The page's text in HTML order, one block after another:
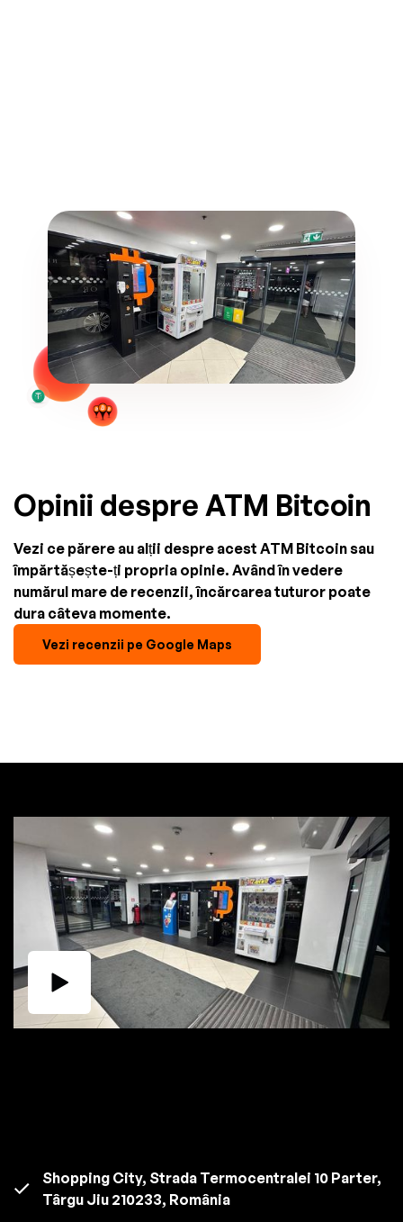
Opinii despre ATM Bitcoin
Vezi ce părere au alții despre acest ATM Bitcoin sau
împărtășește-ți propria opinie. Având în vedere
numărul mare de recenzii, încărcarea tuturor poate
dura câteva momente.
Vezi recenzii pe Google Maps
Shopping City, Strada Termocentralei 10 Parter,
Târgu Jiu 210233, România